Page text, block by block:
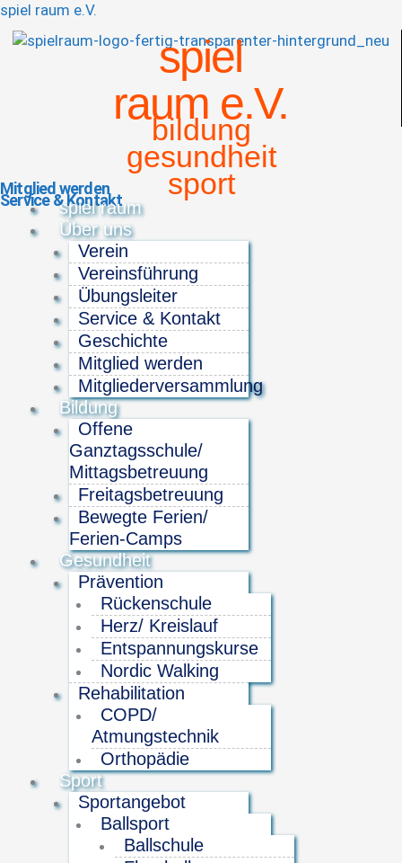
spiel raum e.V.
spiel
raum e.V.
bildung
gesundheit
sport
Mitglied werden
Service & Kontakt
Menü
spiel raum
Über uns
Verein
Vereinsführung
Übungsleiter
Service & Kontakt
Geschichte
Mitglied werden
Mitgliederversammlung
Bildung
Offene
Ganztagsschule/
Mittagsbetreuung
Freitagsbetreuung
Bewegte Ferien/
Ferien-Camps
Gesundheit
Prävention
Rückenschule
Herz/ Kreislauf
Entspannungskurse
Nordic Walking
Rehabilitation
COPD/
Atmungstechnik
Orthopädie
Sport
Sportangebot
Ballsport
Ballschule